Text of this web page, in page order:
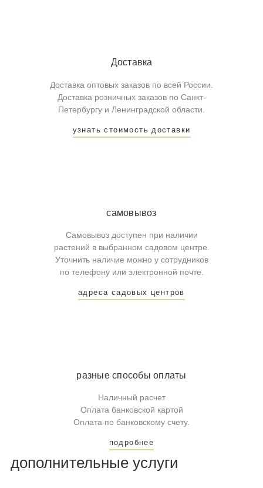
Доставка
Доставка оптовых заказов по всей России.
Доставка розничных заказов по Санкт-
Петербургу и Ленинградской области.
узнать стоимость доставки
самовывоз
Самовывоз доступен при наличии
растений в выбранном садовом центре.
Уточнить наличие можно у сотрудников
по телефону или электронной почте.
адреса садовых центров
разные способы оплаты
Наличный расчет
Оплата банковской картой
Оплата по банковскому счету.
подробнее
дополнительные услуги